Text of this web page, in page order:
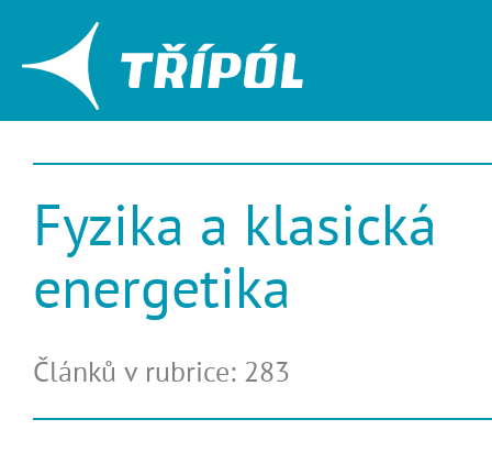
Fyzika a klasická
energetika
Článků v rubrice: 283